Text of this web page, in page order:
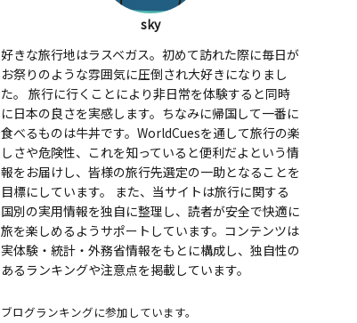
sky
好きな旅行地はラスベガス。初めて訪れた際に毎日が
お祭りのような雰囲気に圧倒され大好きになりまし
た。 旅行に行くことにより非日常を体験すると同時
に日本の良さを実感します。ちなみに帰国して一番に
食べるものは牛丼です。WorldCuesを通して旅行の楽
しさや危険性、これを知っていると便利だよという情
報をお届けし、皆様の旅行先選定の一助となることを
目標にしています。 また、当サイトは旅行に関する
国別の実用情報を独自に整理し、読者が安全で快適に
旅を楽しめるようサポートしています。コンテンツは
実体験・統計・外務省情報をもとに構成し、独自性の
あるランキングや注意点を掲載しています。
ブログランキングに参加しています。